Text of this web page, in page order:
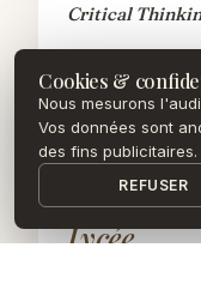
Critical
· Y10
Lycée
Cookies &
Nous mesurons
Vos données sont
des fins publicitaires.
REFUSER